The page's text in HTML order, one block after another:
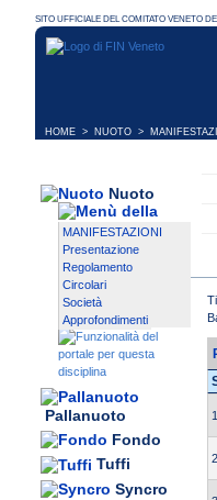
HOME > NUOTO >
Nuoto
MANIFESTAZIONI
Presentazione
Regolamento
Circolari
Società
Approfondimenti
Pallanuoto
Fondo
Tuffi
Syncro